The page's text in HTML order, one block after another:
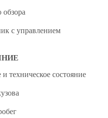
обзора
с управлением
техническое состояние